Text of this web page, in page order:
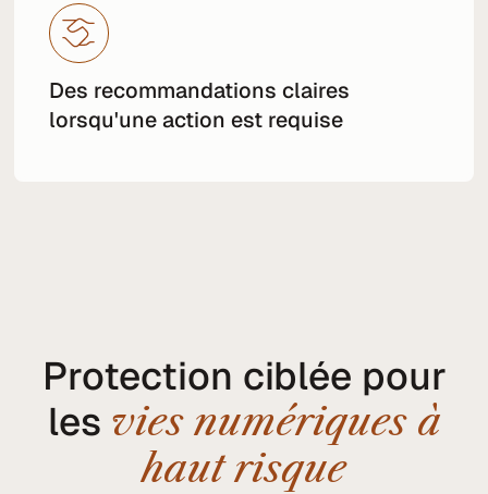
Des recommandations claires
lorsqu'une action est requise
Protection ciblée pour
les vies numériques à
haut risque